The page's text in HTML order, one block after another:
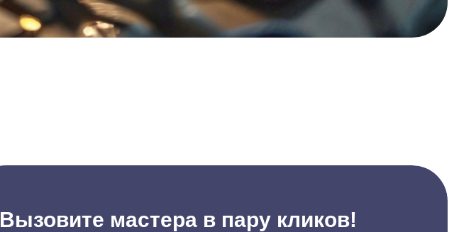
Вызовите мастера в пару кликов!